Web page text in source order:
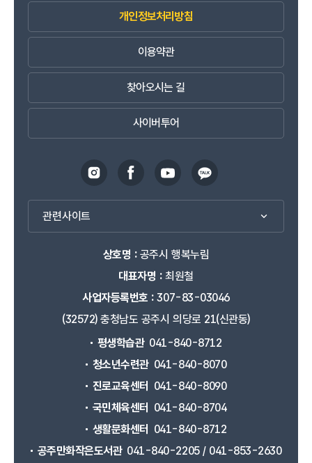
개인정보처리방침
이용약관
찾아오시는 길
사이버투어
관련사이트
상호명 :공주시 행복누림
대표자명 :최원철
사업자등록번호 :307-83-03046
(32572) 충청남도 공주시 의당로 21(신관동)
평생학습관 041-840-8712
청소년수련관 041-840-8070
진로교육센터
041-840-8090
국민체육센터
041-840-8704
생활문화센터
041-840-8712
공주만화작은도서관 041-840-2205 / 041-853-2630